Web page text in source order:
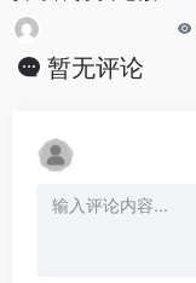
暂无评论